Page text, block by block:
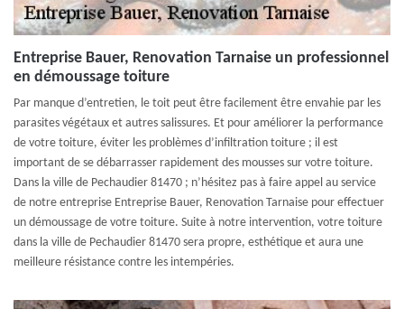
Entreprise Bauer, Renovation Tarnaise un professionnel
en démoussage toiture
Par manque d’entretien, le toit peut être facilement être envahie par les
parasites végétaux et autres salissures. Et pour améliorer la performance
de votre toiture, éviter les problèmes d’infiltration toiture ; il est
important de se débarrasser rapidement des mousses sur votre toiture.
Dans la ville de Pechaudier 81470 ; n’hésitez pas à faire appel au service
de notre entreprise Entreprise Bauer, Renovation Tarnaise pour effectuer
un démoussage de votre toiture. Suite à notre intervention, votre toiture
dans la ville de Pechaudier 81470 sera propre, esthétique et aura une
meilleure résistance contre les intempéries.